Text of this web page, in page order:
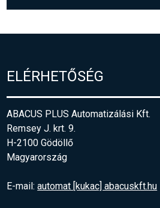
ELÉRHETŐSÉG
ABACUS PLUS Automatizálási Kft.
Remsey J. krt. 9.
H-2100 Gödöllő
Magyarország
E-mail:automat [kukac] abacuskft.hu